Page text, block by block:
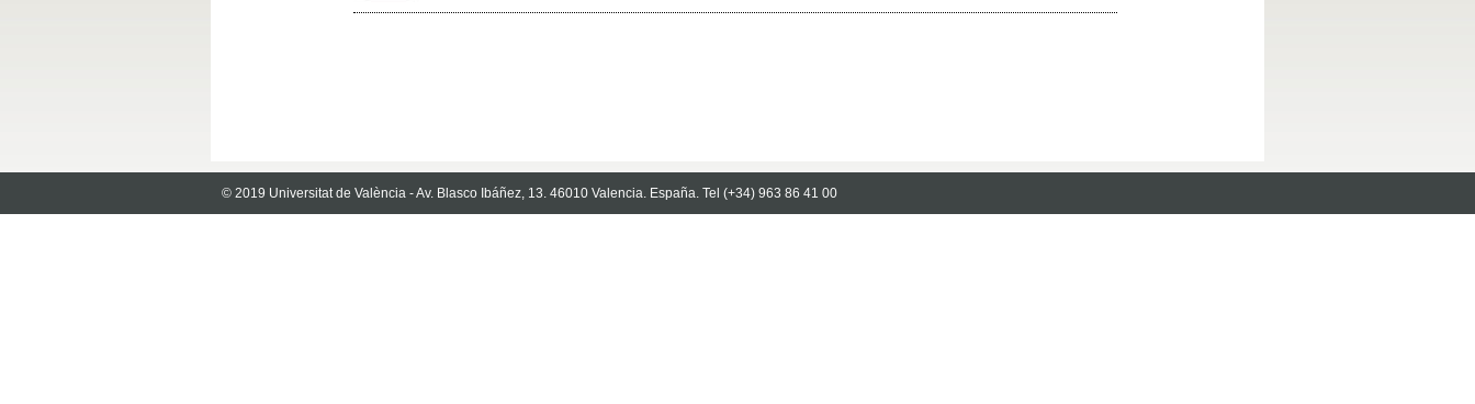
© 2019 Universitat de València - Av. Blasco Ibáñez, 13. 46010 Valencia. España. Tel (+34) 963 86 41 00